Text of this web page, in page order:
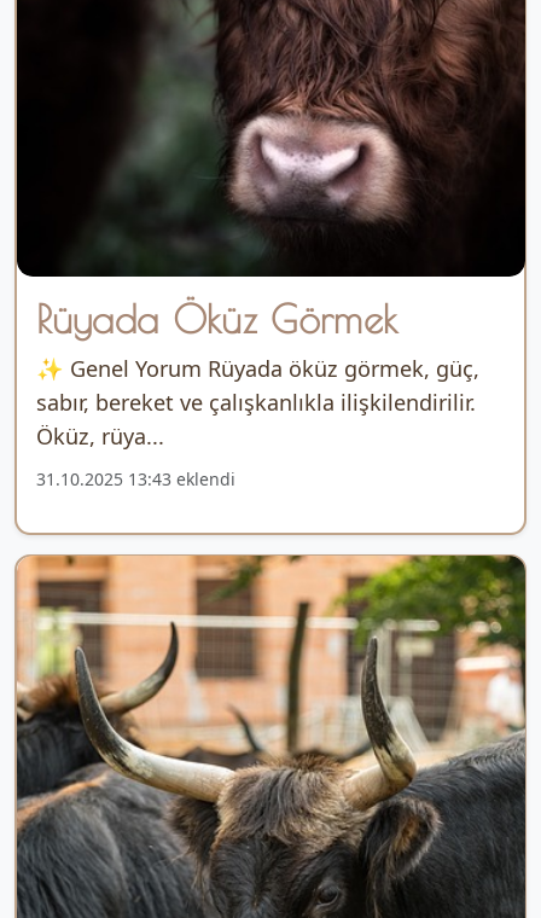
Rüyada Öküz Görmek
✨ Genel Yorum Rüyada öküz görmek, güç,
sabır, bereket ve çalışkanlıkla ilişkilendirilir.
Öküz, rüya...
31.10.2025 13:43 eklendi